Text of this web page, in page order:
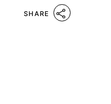
SHARE